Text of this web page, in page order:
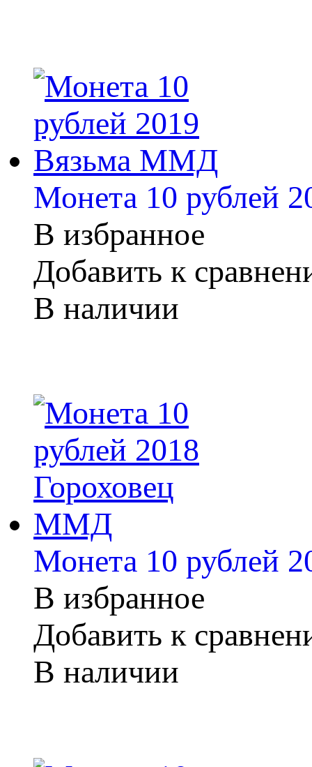
Монета 10 рублей
В избранное
Добавить к
В наличии
Монета 10 рублей
В избранное
Добавить к
В наличии